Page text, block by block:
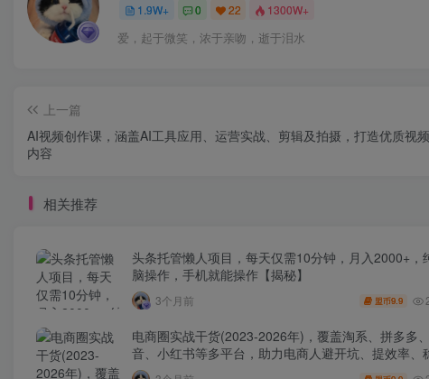
1.9W+ 0 22 1300W+
爱，起于微笑，浓于亲吻，逝于泪水
上一篇
AI视频创作课，涵盖AI工具应用、运营实战、剪辑及拍摄，打造优质视频
内容
相关推荐
头条托管懒人项目，每天仅需10分钟，月入2000+，
脑操作，手机就能操作【揭秘】
3个月前 盟币9.9
电商圈实战干货(2023-2026年)，覆盖淘系、拼多多
音、小红书等多平台，助力电商人避开坑、提效率、
利(更新4月)